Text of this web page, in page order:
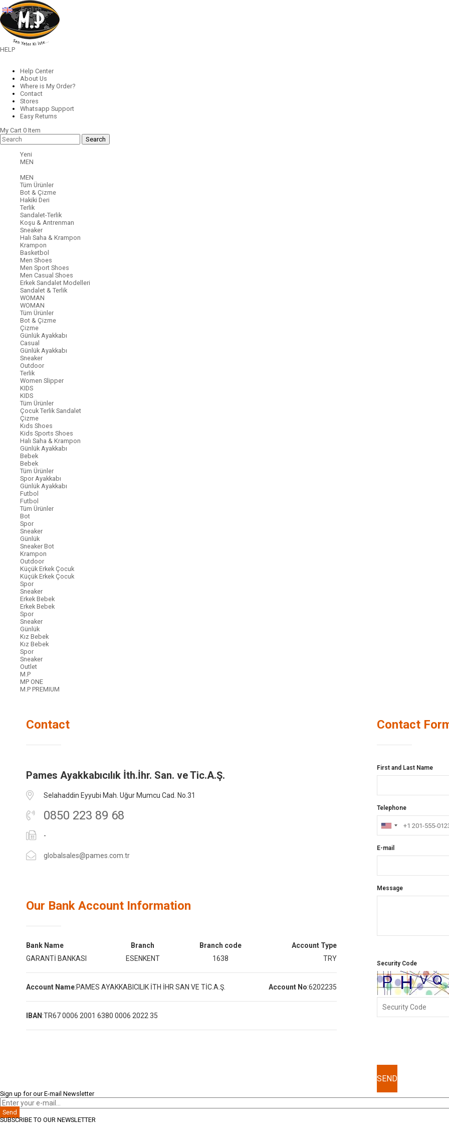
HELP
Help Center
About Us
Where is My Order?
Contact
Stores
Whatsapp Support
Easy Returns
English
My Cart 0 Item
Yeni
MEN
MEN
Tüm Ürünler
Bot & Çizme
Hakiki Deri
Terlik
Sandalet-Terlik
Koşu & Antrenman
Sneaker
Halı Saha & Krampon
Krampon
Basketbol
Men Shoes
Men Sport Shoes
Men Casual Shoes
Erkek Sandalet Modelleri
Sandalet & Terlik
WOMAN
WOMAN
Tüm Ürünler
Bot & Çizme
Çizme
Günlük Ayakkabı
Casual
Günlük Ayakkabı
Sneaker
Outdoor
Terlik
Women Slipper
KIDS
KIDS
Tüm Ürünler
Çocuk Terlik Sandalet
Çizme
Kıds Shoes
Kids Sports Shoes
Halı Saha & Krampon
Günlük Ayakkabı
Bebek
Bebek
Tüm Ürünler
Spor Ayakkabı
Günlük Ayakkabı
Futbol
Futbol
Tüm Ürünler
Bot
Spor
Sneaker
Günlük
Sneaker Bot
Krampon
Outdoor
Küçük Erkek Çocuk
Küçük Erkek Çocuk
Spor
Sneaker
Erkek Bebek
Erkek Bebek
Spor
Sneaker
Günlük
Kız Bebek
Kız Bebek
Spor
Sneaker
Outlet
M.P
MP ONE
M.P PREMIUM
Contact
Pames Ayakkabıcılık İth.İhr. San. ve Tic.A.Ş.
Selahaddin Eyyubi Mah. Uğur Mumcu Cad. No.31
0850 223 89 68
-
globalsales@pames.com.tr
Our Bank Account Information
Bank Name
GARANTİ BANKASI
Branch
ESENKENT
Branch code
1638
Account Type
TRY
Account Name:PAMES AYAKKABICILIK İTH İHR SAN VE TİC.A.Ş. Account No:6202235
IBAN :TR67 0006 2001 6380 0006 2022 35
Contact
First and Last Name
Telephone
E-mail
Message
Security Code
Sign up for our E-mail Newsletter
Send
SUBSCRIBE TO OUR NEWSLETTER